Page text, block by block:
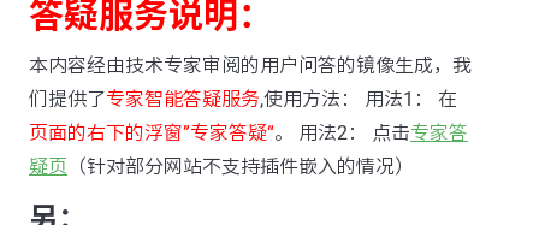
答疑服务说明：
本内容经由技术专家审阅的用户问答的镜像生成，我
们提供了专家智能答疑服务,使用方法： 用法1： 在
页面的右下的浮窗”专家答疑“。 用法2： 点击专家答
疑页 （针对部分网站不支持插件嵌入的情况）